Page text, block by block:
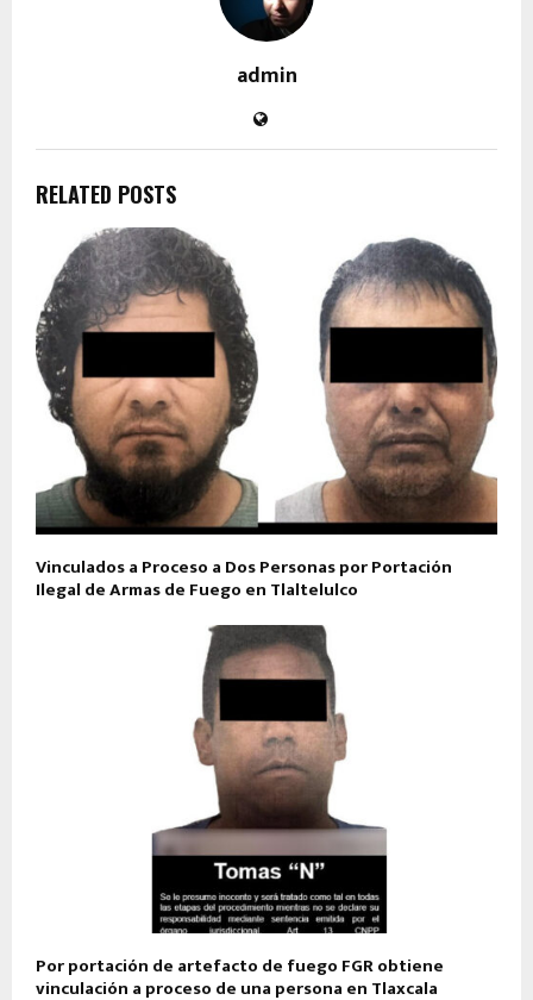
admin
RELATED POSTS
Vinculados a Proceso a Dos Personas por Portación
Ilegal de Armas de Fuego en Tlaltelulco
Por portación de artefacto de fuego FGR obtiene
vinculación a proceso de una persona en Tlaxcala